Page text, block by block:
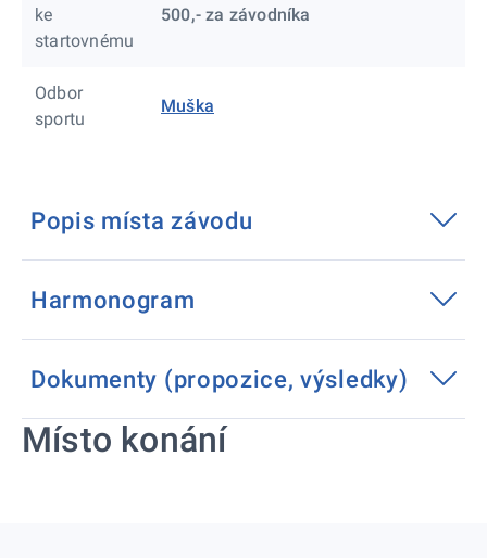
ke
startovnému
500,- za závodníka
Odbor
sportu
Muška
Popis místa závodu
Harmonogram
Dokumenty (propozice, výsledky)
Místo konání